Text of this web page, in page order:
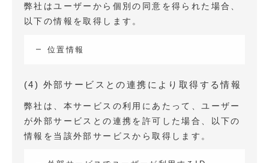
弊社はユーザーから個別の同意を得られた場合、
以下の情報を取得します。
位置情報
(4) 外部サービスとの連携により取得する情報
弊社は、本サービスの利用にあたって、ユーザー
が外部サービスとの連携を許可した場合、以下の
情報を当該外部サービスから取得します。